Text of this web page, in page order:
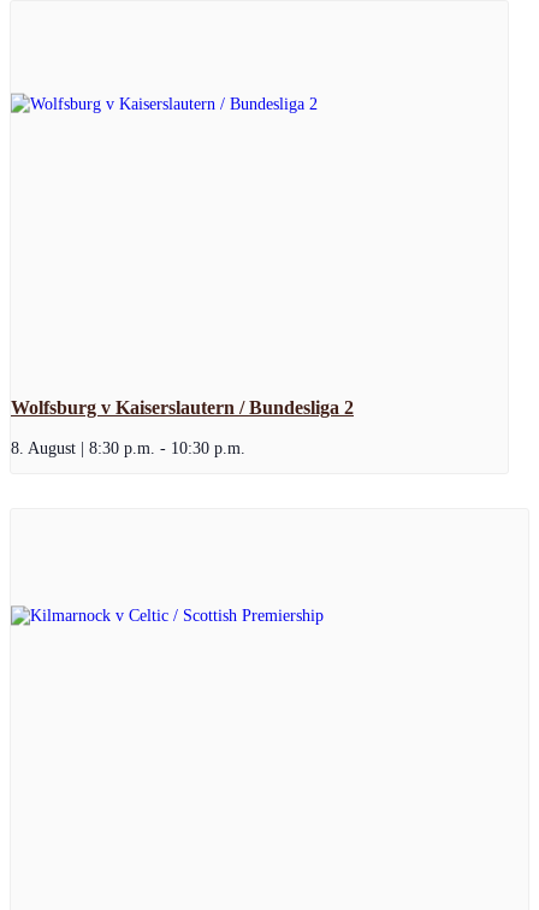
Wolfsburg v Kaiserslautern / Bundesliga 2
8. August | 8:30 p.m. - 10:30 p.m.